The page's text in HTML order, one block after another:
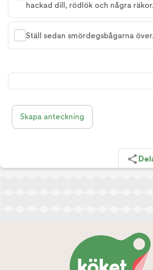
hackad dill, rödlök och några räkor.
Ställ sedan smördegsbågarna över.
Skapa anteckning